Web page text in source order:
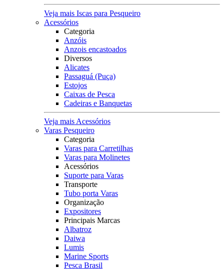
Veja mais Iscas para Pesqueiro
Acessórios
Categoria
Anzóis
Anzois encastoados
Diversos
Alicates
Passaguá (Puça)
Estojos
Caixas de Pesca
Cadeiras e Banquetas
Veja mais Acessórios
Varas Pesqueiro
Categoria
Varas para Carretilhas
Varas para Molinetes
Acessórios
Suporte para Varas
Transporte
Tubo porta Varas
Organização
Expositores
Principais Marcas
Albatroz
Daiwa
Lumis
Marine Sports
Pesca Brasil